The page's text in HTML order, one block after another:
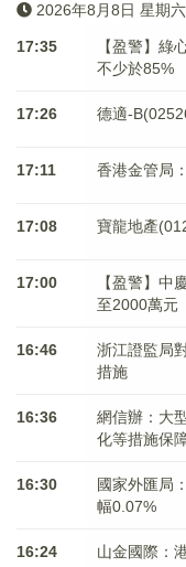
2026年8月8日 星期
17:35
【盈警】綠
不少於85%
17:26 德適-
17:11 香港金管局
17:08 寶龍地產
17:00
【盈警】中
至2000萬元
16:46
浙江證監局
措施
16:36
網信辦：大
化等措施保
16:30
國家外匯局
幅0.07%
16:24 山金國際：